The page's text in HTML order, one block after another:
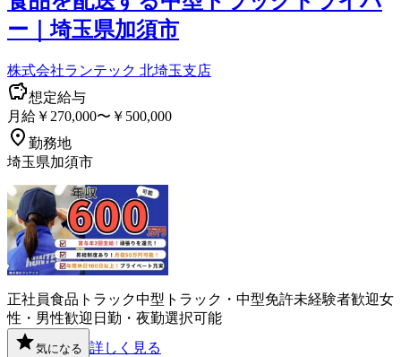
ー｜埼玉県加須市
株式会社ランテック 北埼玉支店
想定給与
月給￥270,000〜￥500,000
勤務地
埼玉県加須市
正社員食品 トラック中型トラック・中型免許未経験者歓迎女
性・男性歓迎 日勤・夜勤選択可能
気になる 詳しく見る